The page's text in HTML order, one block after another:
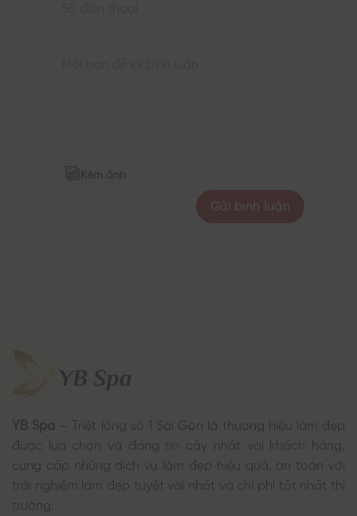
YB Spa – Triệt lông số 1 Sài Gòn là thương hiệu làm đẹp
được lựa chọn và đáng tin cậy nhất với khách hàng,
cung cấp những dịch vụ làm đẹp hiệu quả, an toàn với
trải nghiệm làm đẹp tuyệt vời nhất và chi phí tốt nhất thị
trường.